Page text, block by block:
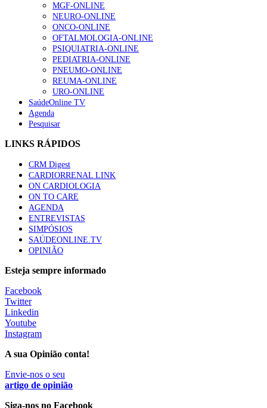
1.º Episódio do Podcast “Frequência Cardio – Sintoniza-
te na Insuficiência Cardíaca” da Bayer
99 visualizações
“Os programas de rastreio do cancro do pulmão são
custo-efetivos e representam um investimento
sustentável para os sistemas de saúde”
Quase quatro em cada dez doentes com enfarte
apresentavam níveis elevados de Lp(a), revela estudo
86 visualizações
Trodelvy aprovado para primeira linha no cancro da
mama triplo negativo metastático em doentes não
61 visualizações
MAIS NOTÍCIAS
Enfermeiros exigem esclarecimentos sobre eventual gestão
privada da ULS do Algarve
Estudantes de Medicina representados na 79.ª World Health
MGF-ONLINE
NEURO-ONLINE
ONCO-ONLINE
OFTALMOLOGIA-ONLINE
PSIQUIATRIA-ONLINE
PEDIATRIA-ONLINE
PNEUMO-ONLINE
REUMA-ONLINE
URO-ONLINE
SaúdeOnline TV
Agenda
Pesquisar
LINKS RÁPIDOS
CRM Digest
CARDIORRENAL LINK
ON CARDIOLOGIA
ON TO CARE
AGENDA
ENTREVISTAS
SIMPÓSIOS
SAÚDEONLINE.TV
OPINIÃO
Esteja sempre informado
Facebook
Twitter
Linkedin
Youtube
Instagram
A sua Opinião conta!
Envie-nos o seu
artigo de opinião
Siga-nos no Facebook